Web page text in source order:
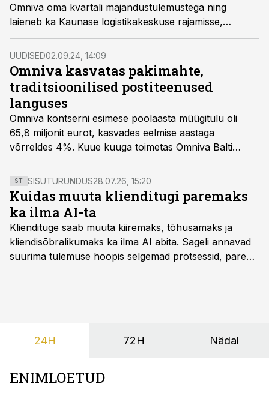
Omniva oma kvartali majandustulemustega ning
laieneb ka Kaunase logistikakeskuse rajamisse,
millesse investeeritakse 42 miljonit eurot.
UUDISED02.09.24, 14:09
Omniva kasvatas pakimahte,
traditsioonilised postiteenused
languses
Omniva kontserni esimese poolaasta müügitulu oli
65,8 miljonit eurot, kasvades eelmise aastaga
võrreldes 4%. Kuue kuuga toimetas Omniva Balti
riikides kohale kokku üle 16 miljoni paki, mida on 8%
rohkem kui eelmise aasta sama perioodi jooksul.
ST SISUTURUNDUS28.07.26, 15:20
Kuidas muuta klienditugi paremaks
ka ilma AI-ta
Kliendituge saab muuta kiiremaks, tõhusamaks ja
kliendisõbralikumaks ka ilma AI abita. Sageli annavad
suurima tulemuse hoopis selgemad protsessid, parem
24H 72H Nädal
ENIMLOETUD